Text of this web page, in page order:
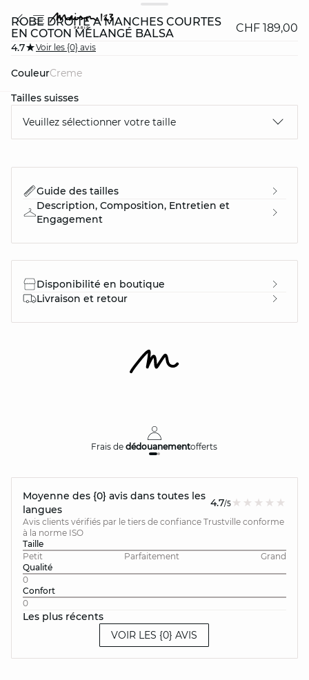
ROBE DROITE À MANCHES COURTES
EN COTON MÉLANGÉ BALSA
CHF 189,00
4.7 Voir les {0} avis
Couleur
creme
Tailles suisses
Veuillez sélectionner votre taille
Guide des tailles
Description, Composition, Entretien et
Engagement
Disponibilité en boutique
Livraison et retour
Frais dedédouanementofferts
Moyenne des {0} avis dans toutes les
langues
4.7/5
Avis clients vérifiés par le tiers de confiance Trustville conforme
à la norme ISO
Taille
Petit
Parfaitement
Grand
Qualité
0
Confort
0
Les plus récents
VOIR LES {0} AVIS